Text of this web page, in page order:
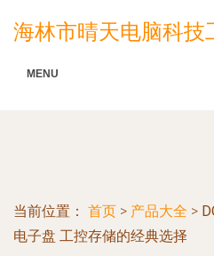
海林市晴天电脑科技
MENU
当前位置： 首页 > 产品大全 >
电子盘 工控存储的经典选择